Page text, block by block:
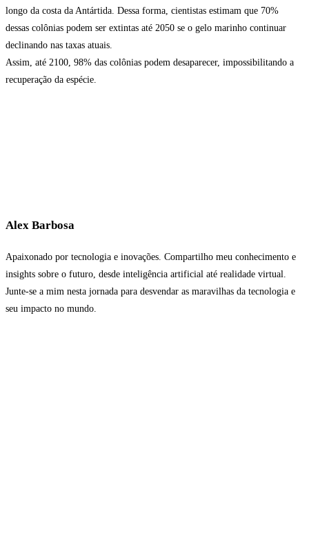
longo da costa da Antártida. Dessa forma, cientistas estimam que 70%
dessas colônias podem ser extintas até 2050 se o gelo marinho continuar
declinando nas taxas atuais.
Assim, até 2100, 98% das colônias podem desaparecer, impossibilitando a
recuperação da espécie.
Alex Barbosa
Apaixonado por tecnologia e inovações. Compartilho meu conhecimento e
insights sobre o futuro, desde inteligência artificial até realidade virtual.
Junte-se a mim nesta jornada para desvendar as maravilhas da tecnologia e
seu impacto no mundo.